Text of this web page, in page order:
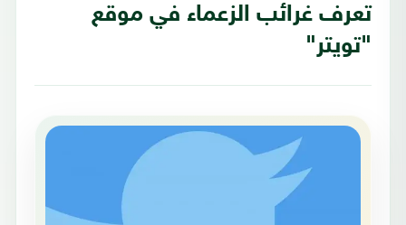
تعرف غرائب الزعماء في موقع
"تويتر"